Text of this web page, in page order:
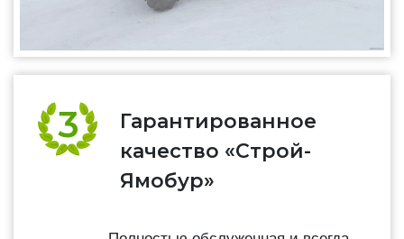
Гарантированное
качество «Строй-
Ямобур»